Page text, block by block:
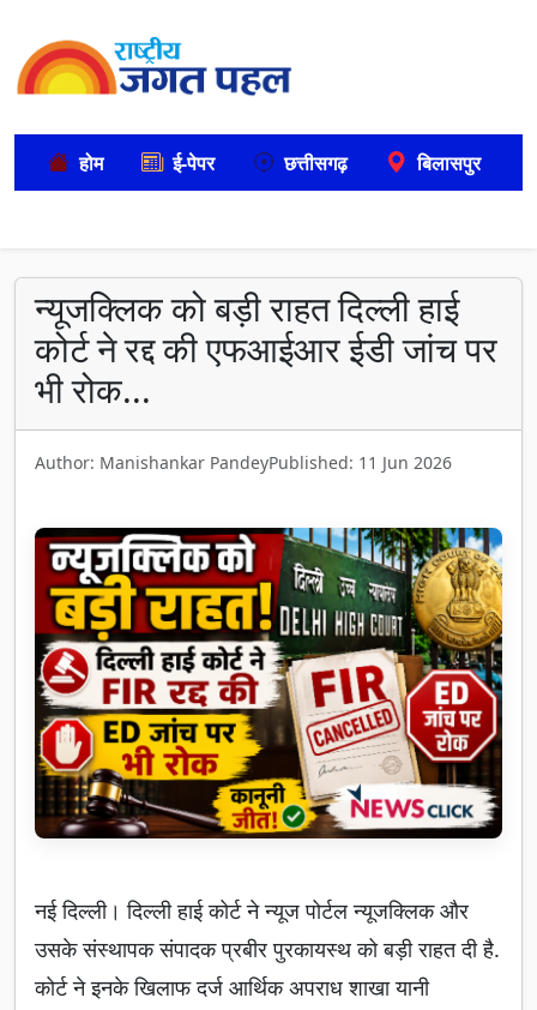
होम ई-पेपर छत्तीसगढ़ बिलासपुर
न्यूजक्लिक को बड़ी राहत दिल्ली हाई
कोर्ट ने रद्द की एफआईआर ईडी जांच पर
भी रोक...
Author: Manishankar PandeyPublished: 11 Jun 2026
नई दिल्ली। दिल्ली हाई कोर्ट ने न्यूज पोर्टल न्यूजक्लिक और
उसके संस्थापक संपादक प्रबीर पुरकायस्थ को बड़ी राहत दी है.
कोर्ट ने इनके खिलाफ दर्ज आर्थिक अपराध शाखा यानी